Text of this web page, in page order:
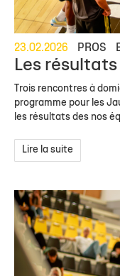
23.02.2026 PROS
Les
Trois rencontres à
programme pour les
les résultats des nos
Lire la suite